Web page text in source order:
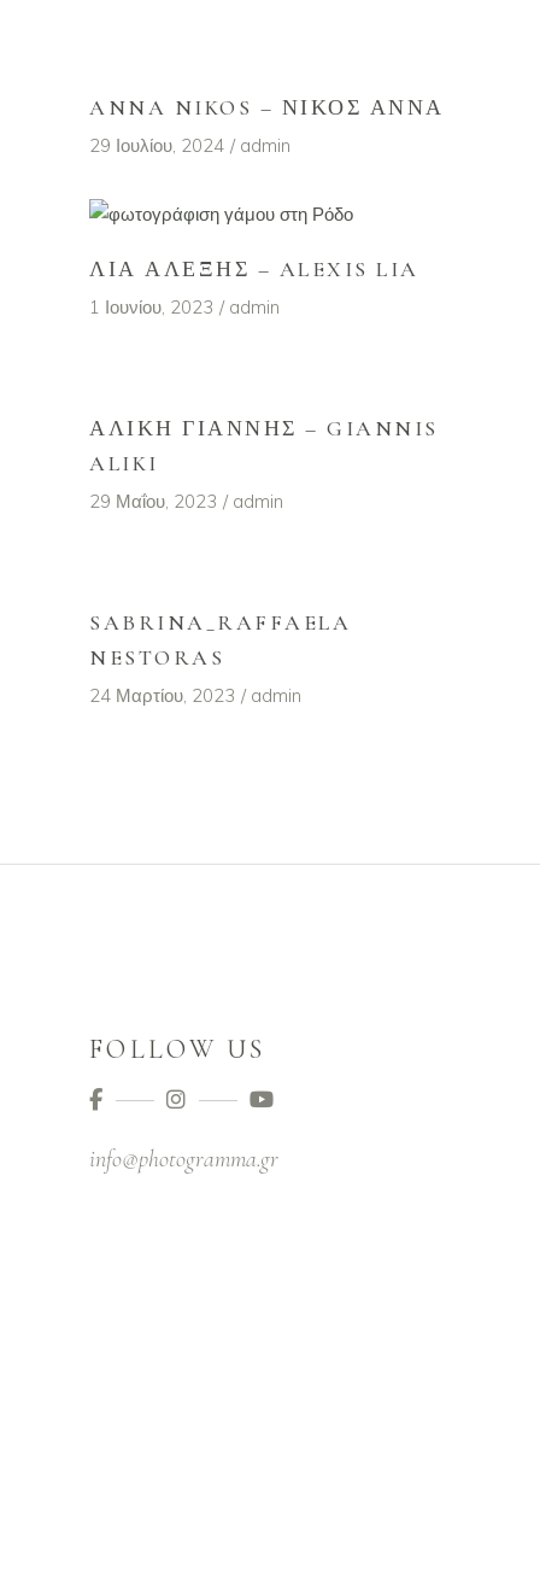
ANNA NIKOS – ΝΊΚΟΣ ΆΝΝΑ
29 Ιουλίου, 2024 admin
ΛΙΑ ΑΛΈΞΗΣ – ALEXIS LIA
1 Ιουνίου, 2023 admin
ΑΛΊΚΗ ΓΙΆΝΝΗΣ – GIANNIS
ALIKI
29 Μαΐου, 2023 admin
SABRINA_RAFFAELA
NESTORAS
24 Μαρτίου, 2023 admin
FOLLOW US
info@photogramma.gr